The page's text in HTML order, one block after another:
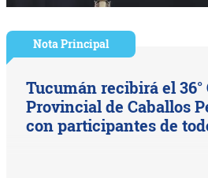
Nota Principal
Tucumán recibirá el 36°
Provincial de Caballos
con participantes de